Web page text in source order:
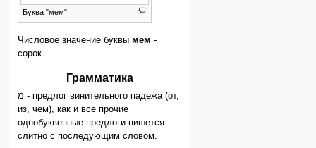
Буква "мем"
Числовое значение буквымем -
сорок.
Грамматика
מ - предлог винительного падежа (от,
из, чем), как и все прочие
однобуквенные предлоги пишется
слитно с последующим словом.